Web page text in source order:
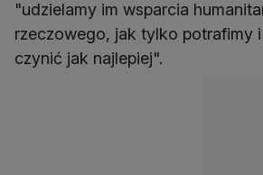
"udzielamy im wsparcia
rzeczowego, jak tylko potrafimy
czynić jak najlepiej".